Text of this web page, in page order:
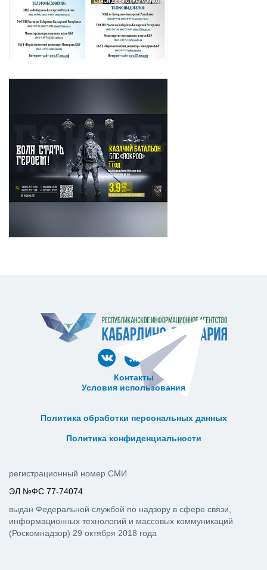
Контакты
Условия использования
Политика обработки персональных данных
Политика конфиденциальности
регистрационный номер СМИ
ЭЛ №ФС 77-74074
выдан Федеральной службой по надзору в сфере связи,
информационных технологий и массовых коммуникаций
(Роскомнадзор) 29 октября 2018 года